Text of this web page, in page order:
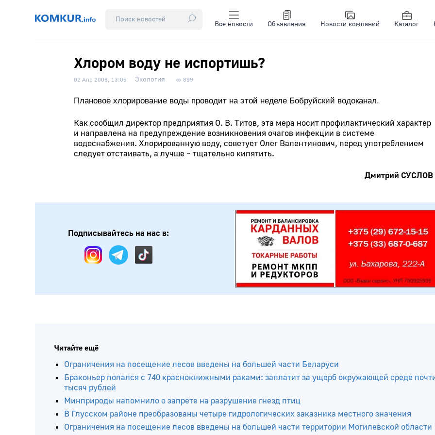
Все новости Объявления Новости компаний Каталог
Хлором воду не испортишь?
02 Апр 2008, 13:06 Экология 899
Плановое хлорирование воды проводит на этой неделе Бобруйский водоканал.
Как сообщил директор предприятия О. В. Титов, эта мера носит профилактический характер
и направлена на предупреждение возникновения очагов инфекции в системе
водоснабжения. Хлорированную воду, советует Олег Валентинович, перед употреблением
следует отстаивать, а лучше – тщательно кипятить.
Дмитрий СУСЛОВ
Подписывайтесь на нас в:
Читайте ещё
Ограничения на посещение лесов введены на большей части Беларуси
Браконьер попался с 740 краснокнижными раками: заплатит за ущерб окружающей среде
тысяч рублей
Минприроды напомнило о запрете на разрушение гнезд птиц
В Глусском районе преобразованы четыре гидрологических заказника местного значения
Ограничения на посещение лесов введены на большей части территории Могилевской области